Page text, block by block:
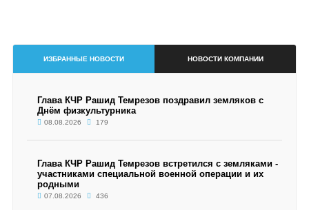
ИЗБРАННЫЕ НОВОСТИ НОВОСТИ КОМПАНИИ
Глава КЧР Рашид Темрезов поздравил земляков с
Днём физкультурника
08.08.2026 179
Глава КЧР Рашид Темрезов встретился с земляками -
участниками специальной военной операции и их
родными
07.08.2026 436